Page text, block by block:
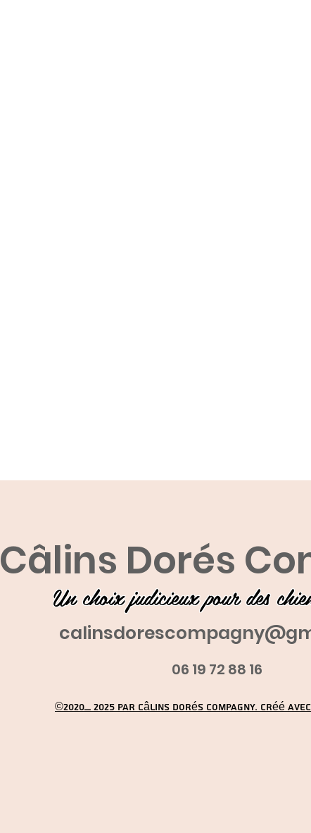
Câlins Dorés
Un choix judicieux pour des
06 19 72 88 16
©2020_ 2025 par Câlins Dorés Compagny. Créé avec